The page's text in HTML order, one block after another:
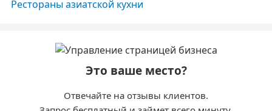
Рестораны азиатской кухни
Это ваше место?
Отвечайте на отзывы клиентов.